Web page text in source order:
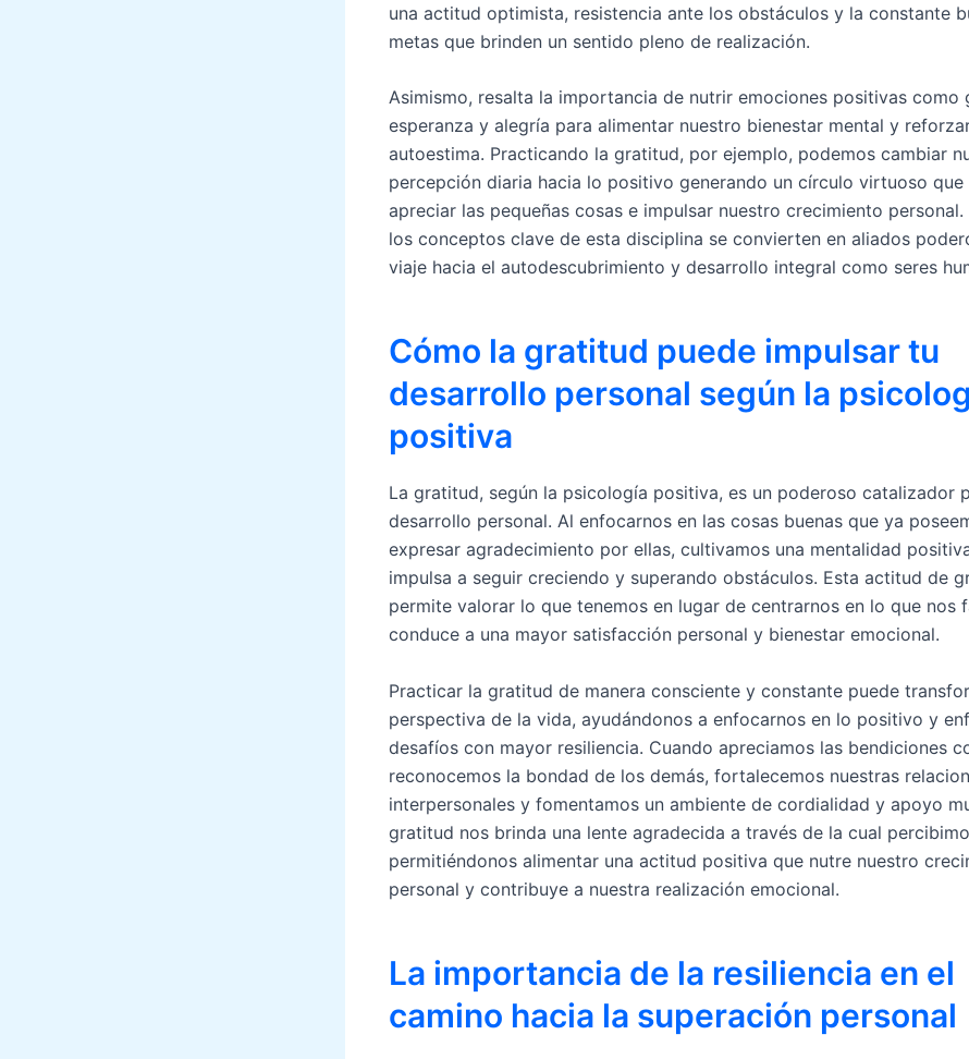
una actitud optimista, resistencia ante los obstáculos y la constante
metas que brinden un sentido pleno de realización.
Asimismo, resalta la importancia de nutrir emociones positivas como
esperanza y alegría para alimentar nuestro bienestar mental y
autoestima. Practicando la gratitud, por ejemplo, podemos cambiar
percepción diaria hacia lo positivo generando un círculo virtuoso que
apreciar las pequeñas cosas e impulsar nuestro crecimiento
los conceptos clave de esta disciplina se convierten en aliados
viaje hacia el autodescubrimiento y desarrollo integral como seres
Cómo la gratitud puede impulsar tu
desarrollo personal según la
positiva
La gratitud, según la psicología positiva, es un poderoso catalizador
desarrollo personal. Al enfocarnos en las cosas buenas que ya
expresar agradecimiento por ellas, cultivamos una mentalidad
impulsa a seguir creciendo y superando obstáculos. Esta actitud de
permite valorar lo que tenemos en lugar de centrarnos en lo que nos
conduce a una mayor satisfacción personal y bienestar emocional.
Practicar la gratitud de manera consciente y constante puede
perspectiva de la vida, ayudándonos a enfocarnos en lo positivo y
desafíos con mayor resiliencia. Cuando apreciamos las bendiciones
reconocemos la bondad de los demás, fortalecemos nuestras
interpersonales y fomentamos un ambiente de cordialidad y apoyo
gratitud nos brinda una lente agradecida a través de la cual
permitiéndonos alimentar una actitud positiva que nutre nuestro
personal y contribuye a nuestra realización emocional.
La importancia de la resiliencia en el
camino hacia la superación personal